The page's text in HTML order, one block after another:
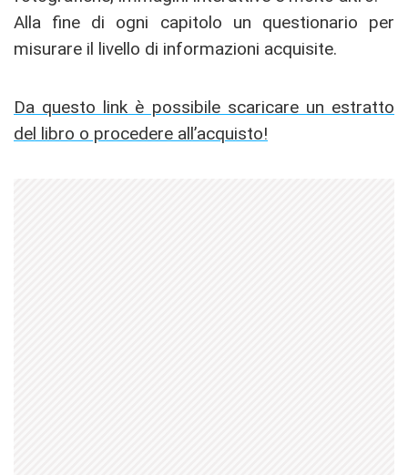
Alla fine di ogni capitolo un questionario per
misurare il livello di informazioni acquisite.
Da questo link è possibile scaricare un estratto
del libro o procedere all’acquisto!